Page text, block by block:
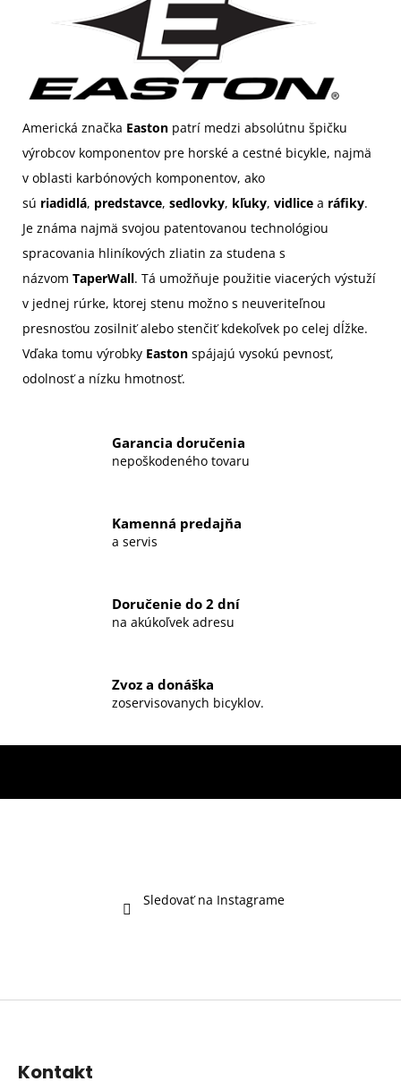
Americká značka Easton patrí medzi absolútnu špičku
výrobcov komponentov pre horské a cestné bicykle, najmä
v oblasti karbónových komponentov, ako
sú riadidlá, predstavce, sedlovky, kľuky, vidlice a ráfiky.
Je známa najmä svojou patentovanou technológiou
spracovania hliníkových zliatin za studena s
názvom TaperWall. Tá umožňuje použitie viacerých výstuží
v jednej rúrke, ktorej stenu možno s neuveriteľnou
presnosťou zosilniť alebo stenčiť kdekoľvek po celej dĺžke.
Vďaka tomu výrobky Easton spájajú vysokú pevnosť,
odolnosť a nízku hmotnosť.
Garancia doručenia
nepoškodeného tovaru
Kamenná predajňa
a servis
Doručenie do 2 dní
na akúkoľvek adresu
Zvoz a donáška
zoservisovanych bicyklov.
Sledovať na Instagrame
Z
Kontakt